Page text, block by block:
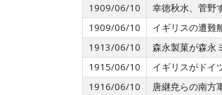
1909/06/10
幸徳秋水、菅野
1909/06/10
イギリスの遭難
1913/06/10
森永製菓が森永
1915/06/10
イギリスがドイ
1916/06/10
唐継尭らの南方